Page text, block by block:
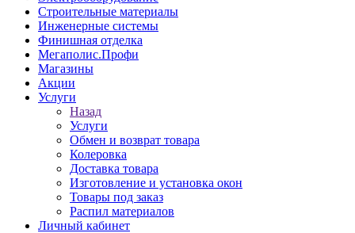
Строительные материалы
Инженерные системы
Финишная отделка
Мегаполис.Профи
Магазины
Акции
Услуги
Назад
Услуги
Обмен и возврат товара
Колеровка
Доставка товара
Изготовление и установка окон
Товары под заказ
Распил материалов
Личный кабинет